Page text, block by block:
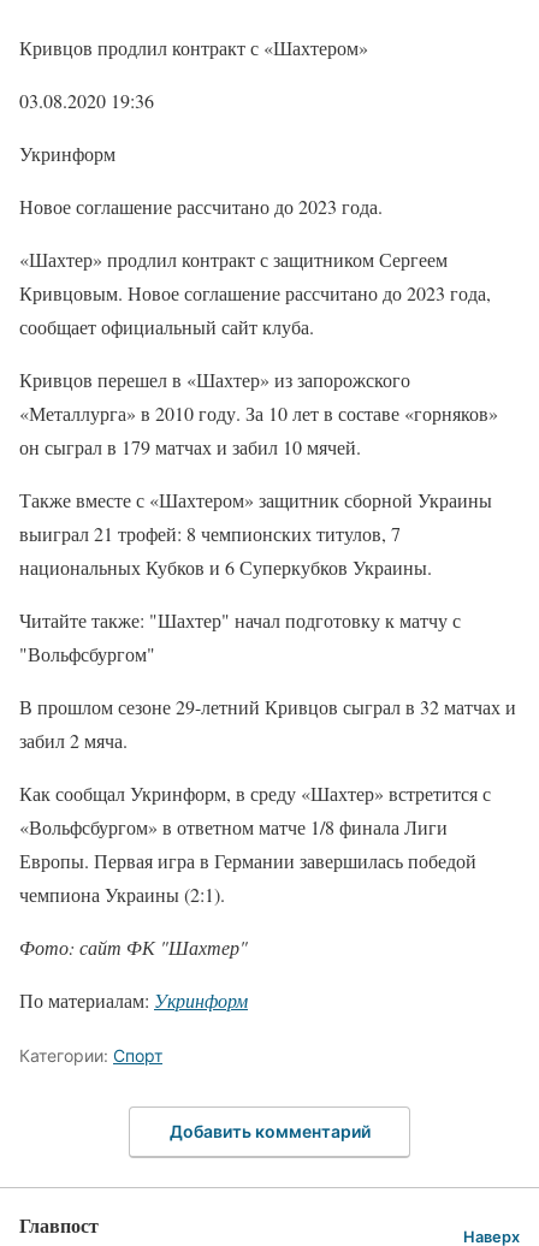
Кривцов продлил контракт с «Шахтером»
03.08.2020 19:36
Укринформ
Новое соглашение рассчитано до 2023 года.
«Шахтер» продлил контракт с защитником Сергеем
Кривцовым. Новое соглашение рассчитано до 2023 года,
сообщает официальный сайт клуба.
Кривцов перешел в «Шахтер» из запорожского
«Металлурга» в 2010 году. За 10 лет в составе «горняков»
он сыграл в 179 матчах и забил 10 мячей.
Также вместе с «Шахтером» защитник сборной Украины
выиграл 21 трофей: 8 чемпионских титулов, 7
национальных Кубков и 6 Суперкубков Украины.
Читайте также: "Шахтер" начал подготовку к матчу с
"Вольфсбургом"
В прошлом сезоне 29-летний Кривцов сыграл в 32 матчах и
забил 2 мяча.
Как сообщал Укринформ, в среду «Шахтер» встретится с
«Вольфсбургом» в ответном матче 1/8 финала Лиги
Европы. Первая игра в Германии завершилась победой
чемпиона Украины (2:1).
Фото: сайт ФК "Шахтер"
По материалам: Укринформ
Категории: Спорт
Добавить комментарий
Главпост Наверх